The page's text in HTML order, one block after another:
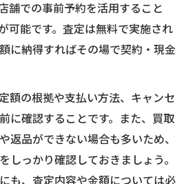
舗での事前予約を活用すること
可能です。査定は無料で実施され
に納得すればその場で契約・現金
額の根拠や支払い方法、キャンセ
に確認することです。また、買取
返品ができない場合も多いため、
しっかり確認しておきましょう。
も、査定内容や金額については必